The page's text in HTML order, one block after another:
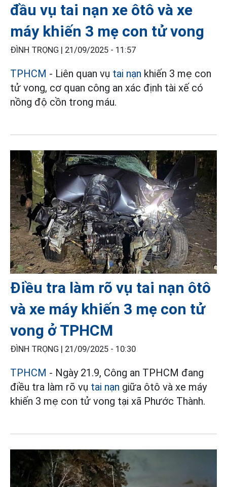
đầu vụ tai nạn xe ôtô và xe
máy khiến 3 mẹ con tử vong
ĐÌNH TRỌNG | 21/09/2025 - 11:57
TPHCM - Liên quan vụ tai nạn khiến 3 mẹ con
tử vong, cơ quan công an xác định tài xế có
nồng độ cồn trong máu.
Điều tra làm rõ vụ tai nạn ôtô
và xe máy khiến 3 mẹ con tử
vong ở TPHCM
ĐÌNH TRỌNG | 21/09/2025 - 10:30
TPHCM - Ngày 21.9, Công an TPHCM đang
điều tra làm rõ vụ tai nạn giữa ôtô và xe máy
khiến 3 mẹ con tử vong tại xã Phước Thành.